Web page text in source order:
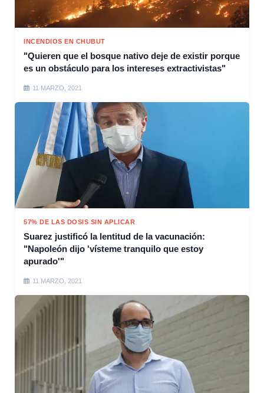
INCENDIOS EN CHUBUT
"Quieren que el bosque nativo deje de existir porque
es un obstáculo para los intereses extractivistas"
11 MARZO, 2021
57% DE LAS DOSIS SIN APLICAR
Suarez justificó la lentitud de la vacunación:
"Napoleón dijo 'vísteme tranquilo que estoy
apurado'"
11 MARZO, 2021